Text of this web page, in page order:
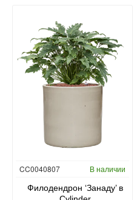
CC0040807 В наличии
Филодендрон ‘Занаду’ в